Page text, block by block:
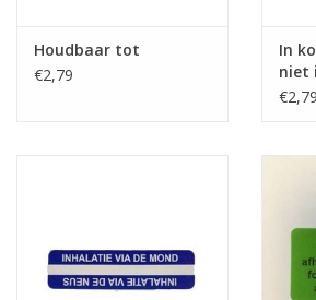
Houdbaar tot
€2,79
In
niet
€2,79